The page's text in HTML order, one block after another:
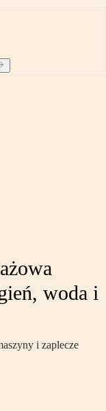
woda i
i zaplecze